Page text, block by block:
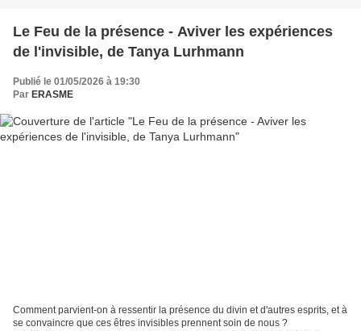
Le Feu de la présence - Aviver les expériences
de l'invisible, de Tanya Lurhmann
Publié le 01/05/2026 à 19:30
Par ERASME
Comment parvient-on à ressentir la présence du divin et d'autres esprits, et à
se convaincre que ces êtres invisibles prennent soin de nous ?